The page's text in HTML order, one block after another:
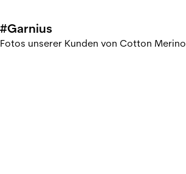
#Garnius
Fotos unserer Kunden von Cotton Merino